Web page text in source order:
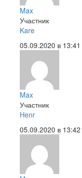
Max
Участник
Kare
05.09.2020 в 13:41
Max
Участник
Henr
05.09.2020 в 13:42